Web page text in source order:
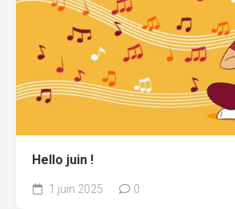
Hello juin !
1 juin 2025 0